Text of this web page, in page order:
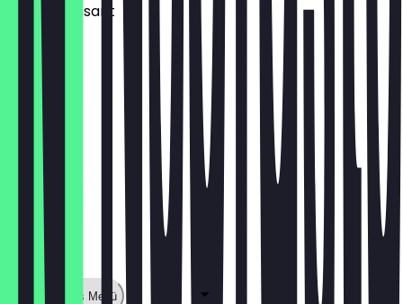
Nuss-Croissant
€ 1,80
Zeige ganzes Menü